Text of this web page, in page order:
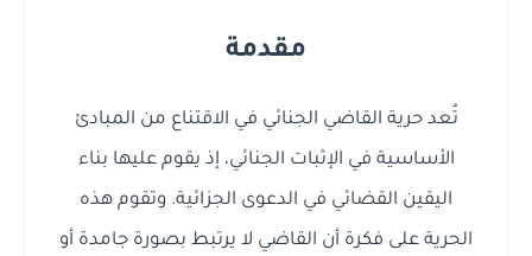
مقدمة
تُعد حرية القاضي الجنائي في الاقتناع من المبادئ
الأساسية في الإثبات الجنائي، إذ يقوم عليها بناء
اليقين القضائي في الدعوى الجزائية. وتقوم هذه
الحرية على فكرة أن القاضي لا يرتبط بصورة جامدة أو